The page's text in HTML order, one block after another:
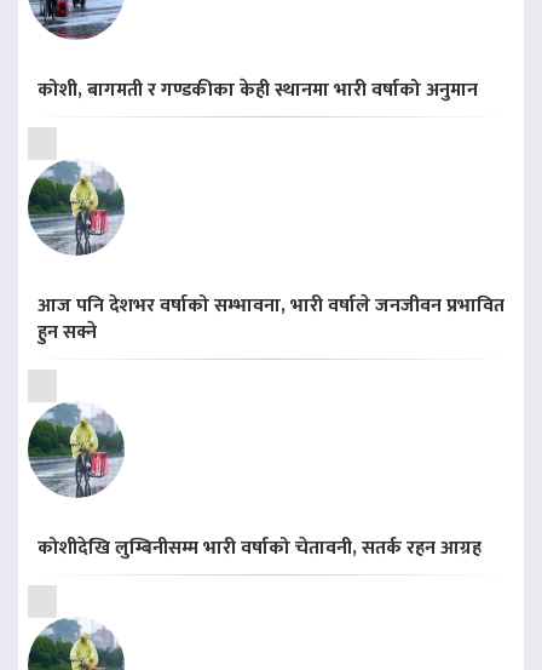
कोशी, बागमती र गण्डकीका केही स्थानमा भारी वर्षाको अनुमान
आज पनि देशभर वर्षाको सम्भावना, भारी वर्षाले जनजीवन प्रभावित
हुन सक्ने
कोशीदेखि लुम्बिनीसम्म भारी वर्षाको चेतावनी, सतर्क रहन आग्रह